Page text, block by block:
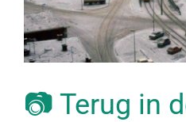
📷 Terug in